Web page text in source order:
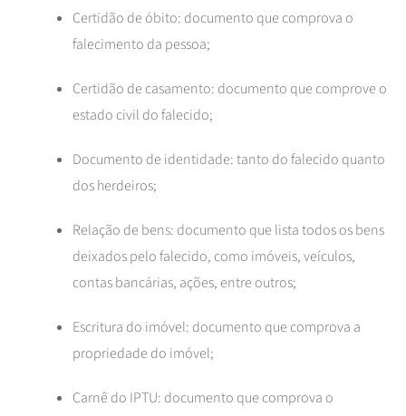
Certidão de óbito: documento que comprova o
falecimento da pessoa;
Certidão de casamento: documento que comprove o
estado civil do falecido;
Documento de identidade: tanto do falecido quanto
dos herdeiros;
Relação de bens: documento que lista todos os bens
deixados pelo falecido, como imóveis, veículos,
contas bancárias, ações, entre outros;
Escritura do imóvel: documento que comprova a
propriedade do imóvel;
Carnê do IPTU: documento que comprova o